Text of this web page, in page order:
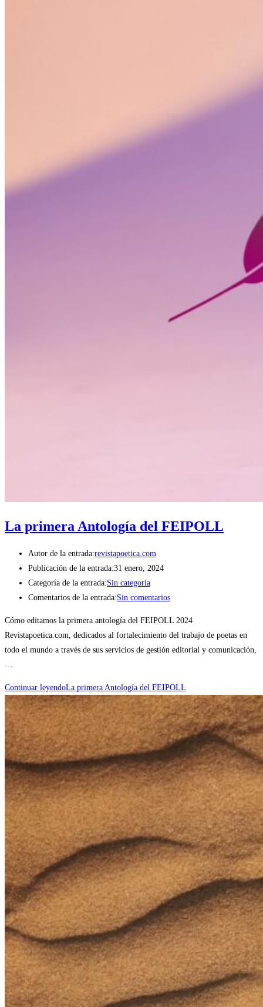
La primera Antología del FEIPOLL
Autor de la entrada:revistapoetica.com
Publicación de la entrada:31 enero, 2024
Categoría de la entrada:Sin categoría
Comentarios de la entrada:Sin comentarios
Cómo editamos la primera antología del FEIPOLL 2024
Revistapoetica.com, dedicados al fortalecimiento del trabajo de poetas en
todo el mundo a través de sus servicios de gestión editorial y comunicación,
Continuar leyendoLa primera Antología del FEIPOLL